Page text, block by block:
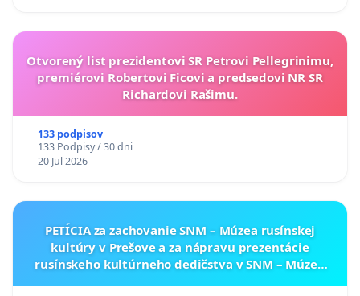
Otvorený list prezidentovi SR Petrovi Pellegrinimu,
premiérovi Robertovi Ficovi a predsedovi NR SR
Richardovi Rašimu.
133 podpisov
133 Podpisy / 30 dni
20 Jul 2026
PETÍCIA za zachovanie SNM – Múzea rusínskej
kultúry v Prešove a za nápravu prezentácie
rusínskeho kultúrneho dedičstva v SNM – Múzeu